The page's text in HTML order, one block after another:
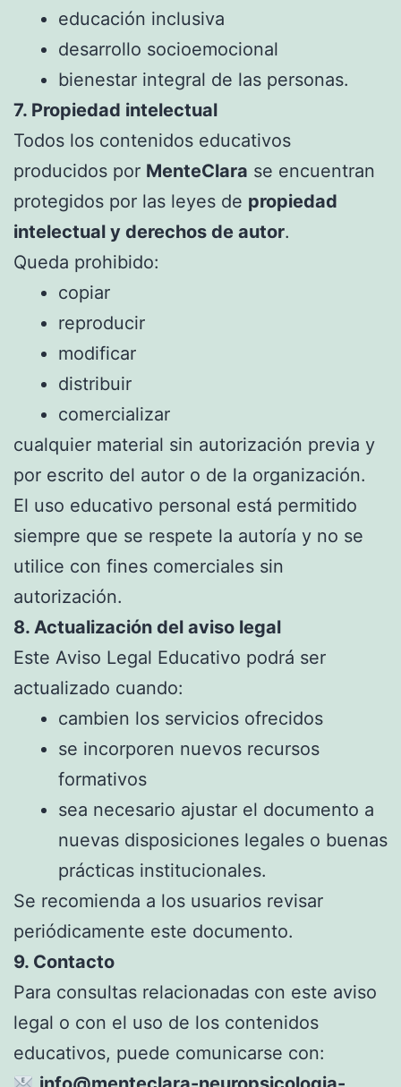
educación inclusiva
desarrollo socioemocional
bienestar integral de las personas.
7. Propiedad intelectual
Todos los contenidos educativos
producidos por MenteClara se encuentran
protegidos por las leyes de propiedad
intelectual y derechos de autor.
Queda prohibido:
copiar
reproducir
modificar
distribuir
comercializar
cualquier material sin autorización previa y
por escrito del autor o de la organización.
El uso educativo personal está permitido
siempre que se respete la autoría y no se
utilice con fines comerciales sin
autorización.
8. Actualización del aviso legal
Este Aviso Legal Educativo podrá ser
actualizado cuando:
cambien los servicios ofrecidos
se incorporen nuevos recursos
formativos
sea necesario ajustar el documento a
nuevas disposiciones legales o buenas
prácticas institucionales.
Se recomienda a los usuarios revisar
periódicamente este documento.
9. Contacto
Para consultas relacionadas con este aviso
legal o con el uso de los contenidos
educativos, puede comunicarse con: